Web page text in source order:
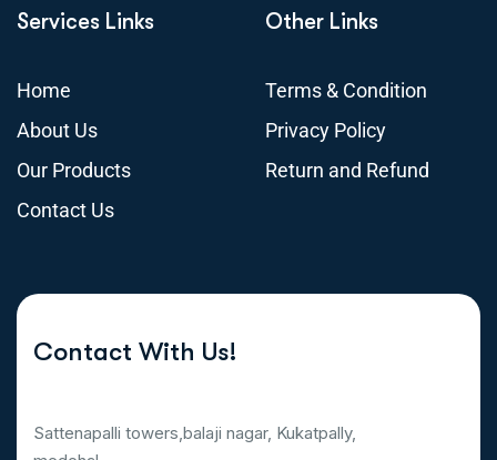
Services Links
Home
About Us
Our Products
Contact Us
Other Links
Terms & Condition
Privacy Policy
Return and Refund
Contact With Us!
Sattenapalli towers,balaji nagar, Kukatpally,